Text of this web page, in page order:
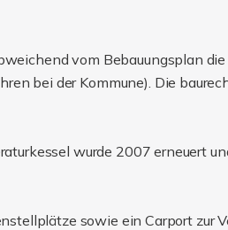
vom Bebauungsplan
bei der Kommune). Die
wurde 2007 erneuert
sowie ein Carport zur